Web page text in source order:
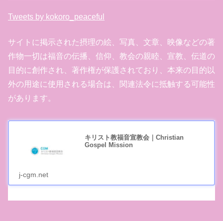
Tweets by kokoro_peaceful
サイトに掲示された摂理の絵、写真、文章、映像などの著
作物一切は福音の伝播、信仰、教会の親睦、宣教、伝道の
目的に創作され、著作権が保護されており、本来の目的以
外の用途に使用される場合は、関連法令に抵触する可能性
があります。
キリスト教福音宣教会｜Christian
Gospel Mission
j-cgm.net